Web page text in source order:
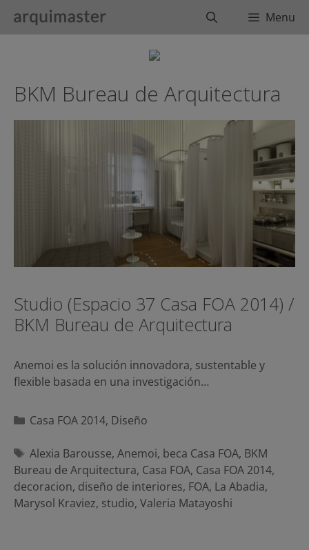
BuscarMenu
BKM Bureau de Arquitectura
Studio (Espacio 37 Casa FOA 2014) /
BKM Bureau de Arquitectura
Anemoi es la solución innovadora, sustentable y
flexible basada en una investigación…
Categorías
Casa FOA 2014, Diseño
Etiquetas
Alexia Barousse, Anemoi, beca Casa FOA, BKM
Bureau de Arquitectura, Casa FOA, Casa FOA 2014,
decoracion, diseño de interiores, FOA, La Abadia,
Marysol Kraviez, studio, Valeria Matayoshi